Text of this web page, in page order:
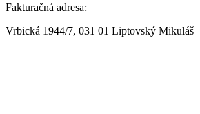
Fakturačná adresa:
Vrbická 1944/7, 031 01 Liptovský Mikuláš